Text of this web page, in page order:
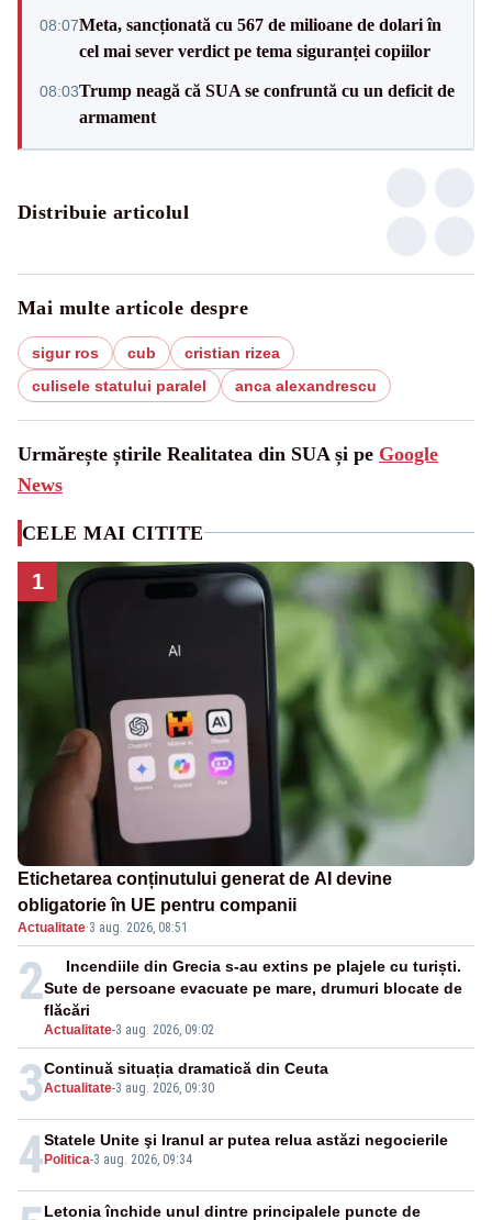
08:07Meta, sancționată cu 567 de milioane de dolari în
cel mai sever verdict pe tema siguranței copiilor
08:03Trump neagă că SUA se confruntă cu un deficit de
armament
Distribuie articolul
Mai multe articole despre
sigur ros cub
cristian rizea
culisele statului paralel
anca alexandrescu
Urmărește știrile Realitatea din SUA și pe Google
News
CELE MAI CITITE
1
Etichetarea conținutului generat de AI devine
obligatorie în UE pentru companii
Actualitate·3 aug. 2026, 08:51
2
Actualitate-3 aug. 2026, 09:02
Incendiile din Grecia s-au extins pe plajele cu turiști.
Sute de persoane evacuate pe mare, drumuri blocate de
flăcări
3Actualitate-3 aug. 2026, 09:30
Continuă situația dramatică din Ceuta
4 Politica-3 aug. 2026, 09:34
Statele Unite şi Iranul ar putea relua astăzi negocierile
Letonia închide unul dintre principalele puncte de